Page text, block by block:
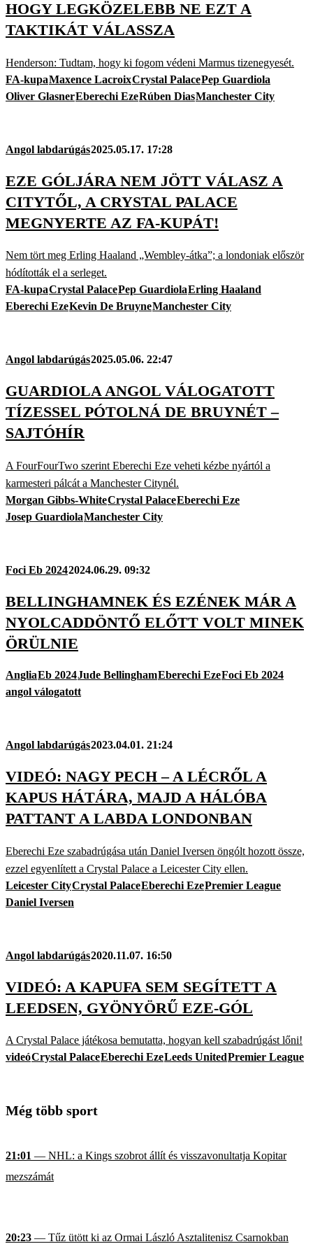
HOGY LEGKÖZELEBB NE EZT A
TAKTIKÁT VÁLASSZA
Henderson: Tudtam, hogy ki fogom védeni Marmus tizenegyesét.
FA-kupaMaxence LacroixCrystal PalacePep Guardiola
Oliver GlasnerEberechi EzeRúben DiasManchester City
Angol labdarúgás2025.05.17. 17:28
EZE GÓLJÁRA NEM JÖTT VÁLASZ A
CITYTŐL, A CRYSTAL PALACE
MEGNYERTE AZ FA-KUPÁT!
Nem tört meg Erling Haaland „Wembley-átka”; a londoniak először
hódították el a serleget.
FA-kupaCrystal PalacePep GuardiolaErling Haaland
Eberechi EzeKevin De BruyneManchester City
Angol labdarúgás2025.05.06. 22:47
GUARDIOLA ANGOL VÁLOGATOTT
TÍZESSEL PÓTOLNÁ DE BRUYNÉT –
SAJTÓHÍR
A FourFourTwo szerint Eberechi Eze veheti kézbe nyártól a
karmesteri pálcát a Manchester Citynél.
Morgan Gibbs-WhiteCrystal PalaceEberechi Eze
Josep GuardiolaManchester City
Foci Eb 20242024.06.29. 09:32
BELLINGHAMNEK ÉS EZÉNEK MÁR A
NYOLCADDÖNTŐ ELŐTT VOLT MINEK
ÖRÜLNIE
AngliaEb 2024Jude BellinghamEberechi EzeFoci Eb 2024
angol válogatott
Angol labdarúgás2023.04.01. 21:24
VIDEÓ: NAGY PECH – A LÉCRŐL A
KAPUS HÁTÁRA, MAJD A HÁLÓBA
PATTANT A LABDA LONDONBAN
Eberechi Eze szabadrúgása után Daniel Iversen öngólt hozott össze,
ezzel egyenlített a Crystal Palace a Leicester City ellen.
Leicester CityCrystal PalaceEberechi EzePremier League
Daniel Iversen
Angol labdarúgás2020.11.07. 16:50
VIDEÓ: A KAPUFA SEM SEGÍTETT A
LEEDSEN, GYÖNYÖRŰ EZE-GÓL
A Crystal Palace játékosa bemutatta, hogyan kell szabadrúgást lőni!
videóCrystal PalaceEberechi EzeLeeds UnitedPremier League
Még több sport
21:01 — NHL: a Kings szobrot állít és visszavonultatja Kopitar
mezszámát
20:23 — Tűz ütött ki az Ormai László Asztalitenisz Csarnokban